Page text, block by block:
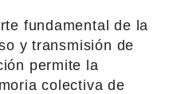
fundamental de la
y transmisión de
permite la
colectiva de